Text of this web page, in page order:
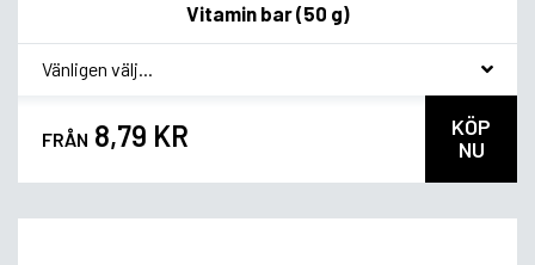
Vitamin bar (50 g)
* Smagsvariant
FRÅN 8,79 KR
KÖP
NU